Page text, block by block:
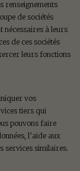
renseignements
de sociétés
nécessaires à leurs
de ces sociétés
leurs fonctions
vos
tiers qui
pouvons faire
l’aide aux
services similaires.